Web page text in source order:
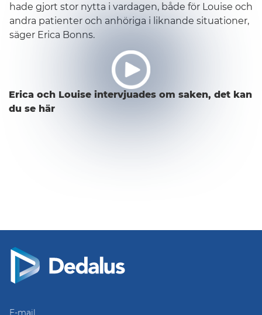
hade gjort stor nytta i vardagen, både för Louise och
andra patienter och anhöriga i liknande situationer,
säger Erica Bonns.
Erica och Louise intervjuades om saken, det kan
du se här
E-mail